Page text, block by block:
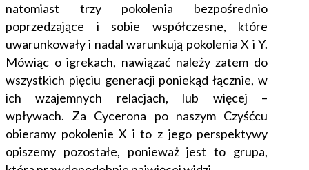
natomiast trzy pokolenia bezpośrednio
poprzedzające i sobie współczesne, które
uwarunkowały i nadal warunkują pokolenia X i Y.
Mówiąc o igrekach, nawiązać należy zatem do
wszystkich pięciu generacji poniekąd łącznie, w
ich wzajemnych relacjach, lub więcej –
wpływach. Za Cycerona po naszym Czyśćcu
obieramy pokolenie X i to z jego perspektywy
opiszemy pozostałe, ponieważ jest to grupa,